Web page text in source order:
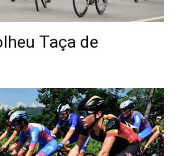
Taça de